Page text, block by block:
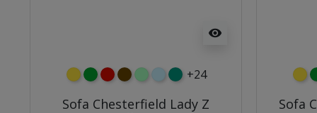
visibility
żółtyzielonyczerwony
czekoladowy
miętowybłękitny
turkusowy
+24
Sofa Chesterfield Lady Z
żółty
Sofa